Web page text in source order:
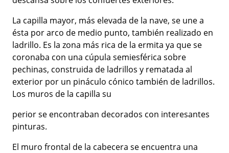
La capilla mayor, más elevada de la nave, se une a
ésta por arco de medio punto, también realizado en
ladrillo. Es la zona más rica de la ermita ya que se
coronaba con una cúpula semiesférica sobre
pechinas, construida de ladrillos y rematada al
exterior por un pináculo cónico también de ladrillos.
Los muros de la capilla su
perior se encontraban decorados con interesantes
pinturas.
El muro frontal de la cabecera se encuentra una